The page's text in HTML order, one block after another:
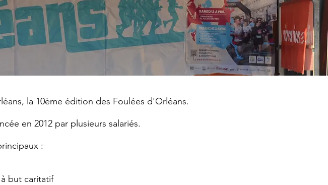
la 10ème édition des Foulées d'Orléans.
en 2012 par plusieurs salariés.
:
but caritatif